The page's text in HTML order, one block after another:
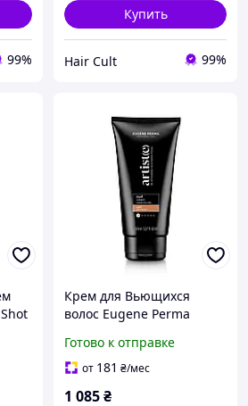
99%
Купить
Hair Сult 99%
Крем для Вьющихся
волос Eugene Рerma
Artist(e) Curly Cream 150
мл
Готово к отправке
от 181 ₴/мес
1 085₴